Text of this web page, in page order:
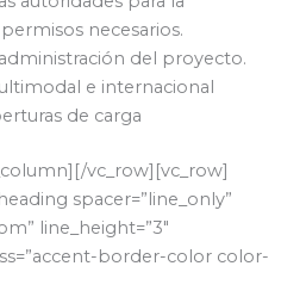
necesarios.
del proyecto.
e internacional
de carga
vc_row][vc_row]
spacer=”line_only”
line_height=”3″
border-color color-